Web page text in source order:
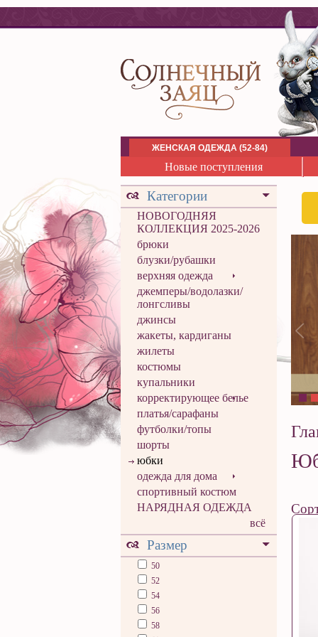
ЖЕНСКАЯ ОДЕЖДА (52-84)
Новые поступления
Категории
НОВОГОДНЯЯ
КОЛЛЕКЦИЯ 2025-2026
брюки
блузки/рубашки
верхняя одежда
джемперы/водолазки/
лонгсливы
джинсы
жакеты, кардиганы
жилеты
костюмы
купальники
корректирующее белье
платья/сарафаны
футболки/топы
шорты
юбки
одежда для дома
спортивный костюм
НАРЯДНАЯ ОДЕЖДА
всё
Размер
50
52
54
56
58